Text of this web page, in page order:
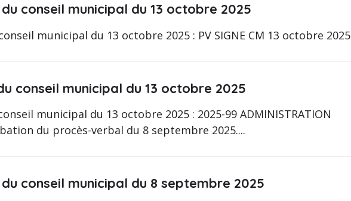
conseil municipal du 13 octobre 2025
municipal du 13 octobre 2025 : PV SIGNE CM 13 octobre 2025
conseil municipal du 13 octobre 2025
municipal du 13 octobre 2025 : 2025-99 ADMINISTRATION
du procès-verbal du 8 septembre 2025....
conseil municipal du 8 septembre 2025